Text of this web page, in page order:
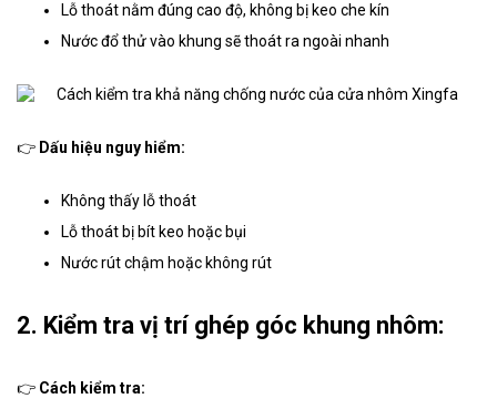
Lỗ thoát nằm đúng cao độ, không bị keo che kín
Nước đổ thử vào khung sẽ thoát ra ngoài nhanh
👉 Dấu hiệu nguy hiểm:
Không thấy lỗ thoát
Lỗ thoát bị bít keo hoặc bụi
Nước rút chậm hoặc không rút
2. Kiểm tra vị trí ghép góc khung nhôm:
👉 Cách kiểm tra: